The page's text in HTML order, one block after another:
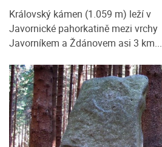
Královský kámen (1.059 m) leží v
Javornické pahorkatině mezi vrchy
Javorníkem a Ždánovem asi 3 km...